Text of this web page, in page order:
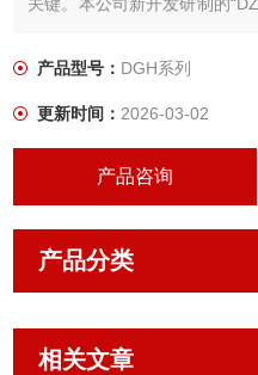
关键。本公司新开发研制的
产品型号： DGH系列
更新时间：2026-03-02
产品咨询
产品分类
相关文章